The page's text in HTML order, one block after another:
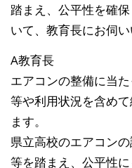
踏まえ、公平性を確
いて、教育長にお伺い
A教育長
エアコンの整備に当
等や利用状況を含め
ます。
県立高校のエアコン
等を踏まえ、公平性